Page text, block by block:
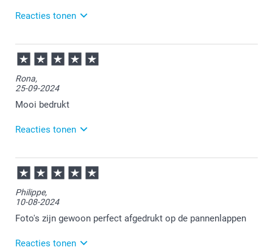
Reacties tonen
06-08-2025
10:25
Thanks for your review. Glad to read that you are
delivery. Enjoy your oven glove!
Rona,
25-09-2024
Mooi bedrukt
Reacties tonen
26-09-2024
10:37
Bedankt voor je review. Fijn om te horen dat je
tevreden bent met de ovenwant. Heel veel plezier
ervan en graag tot een volgende keer.
Philippe,
10-08-2024
Foto's zijn gewoon perfect afgedrukt op de pannenlappen
Reacties tonen